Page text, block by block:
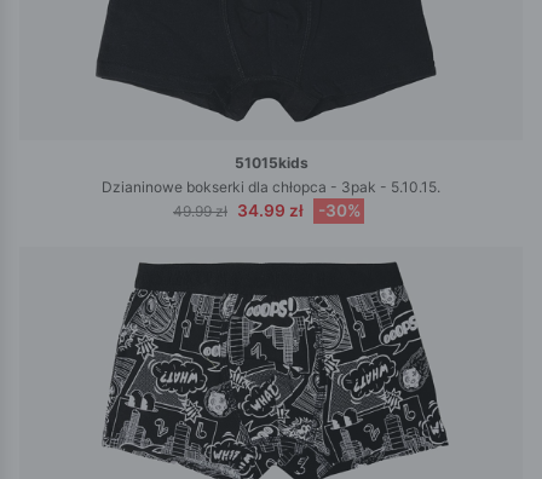
51015kids
Dzianinowe bokserki dla chłopca - 3pak - 5.10.15.
49.99 zł 34.99 zł -30%